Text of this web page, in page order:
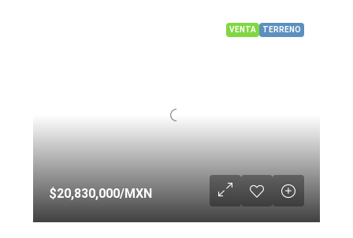
VENTA TERRENO
$20,830,000/MXN